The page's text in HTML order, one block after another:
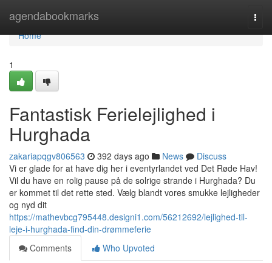
agendabookmarks
Home
Home
1
Fantastisk Ferielejlighed i
Hurghada
zakariapqgv806563 392 days ago News
Discuss
Vi er glade for at have dig her i eventyrlandet ved Det Røde Hav!
Vil du have en rolig pause på de solrige strande i Hurghada? Du
er kommet til det rette sted. Vælg blandt vores smukke lejligheder
og nyd dit
https://mathevbcg795448.designi1.com/56212692/lejlighed-til-
leje-i-hurghada-find-din-drømmeferie
Comments
Who Upvoted